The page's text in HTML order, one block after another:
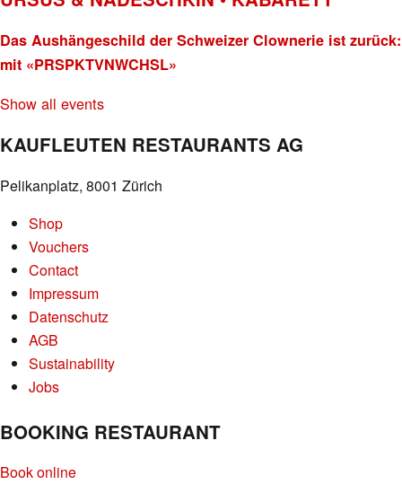
Das Aushängeschild der Schweizer Clownerie ist zurück:
mit «PRSPKTVNWCHSL»
Show all events
KAUFLEUTEN RESTAURANTS AG
Pelikanplatz, 8001 Zürich
Shop
Vouchers
Contact
Impressum
Datenschutz
AGB
Sustainability
Jobs
BOOKING RESTAURANT
Book online